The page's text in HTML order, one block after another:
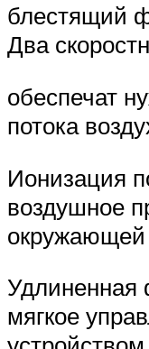
блестящий
Два
обеспечат
потока
Ионизация
воздушное
Удлиненная
мягкое